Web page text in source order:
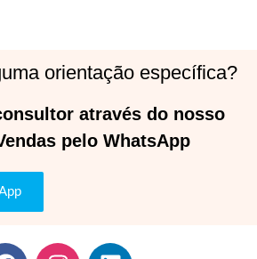
orientação específica?
através do nosso
pelo WhatsApp